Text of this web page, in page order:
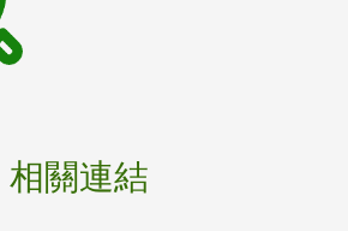
相關連結